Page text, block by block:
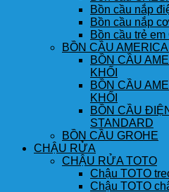
Bồn cầu nắp
Bồn cầu nắp
Bồn cầu trẻ
BỒN CẦU
BỒN CẦU
KHỐI
BỒN CẦU
KHỐI
BỒN CẦU
STANDARD
BỒN CẦU GROHE
CHẬU RỬA
CHẬU RỬA TOTO
Chậu TOTO
Chậu TOTO